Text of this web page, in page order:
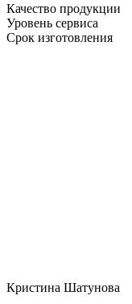
Качество продукции
Уровень сервиса
Срок изготовления
Кристина Шатунова